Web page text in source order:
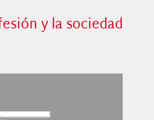
y la sociedad